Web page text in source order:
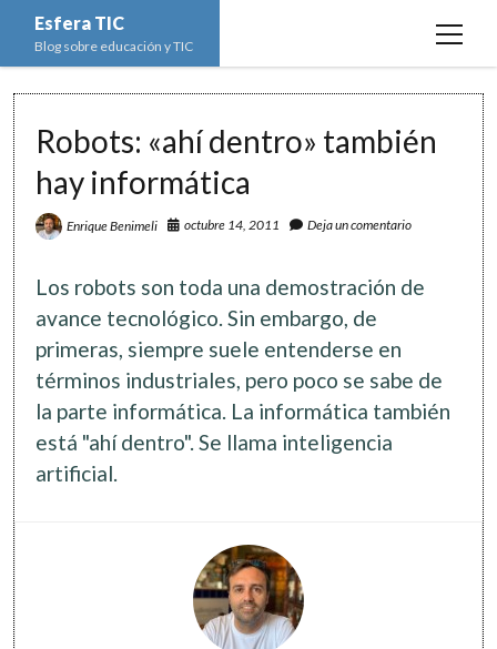
Esfera TIC
Blog sobre educación y TIC
open
Educación y TIC open
Actualidad
Escuela de padres
Formación
Innovación
Lectura
Asignaturas open
Ciencias Naturales
Geografía e Historia
Historia del Arte
Lengua
Informática open
Ofimática
open
menu
Bases de datos
Hoja de cálculo
Programación
Redes de ordenadores
Redes sociales
Sistemas Operativos
menu
Estadística
Geometría
twitterfacebookinstagram
youtube
Robots: «ahí dentro» también
hay informática
Enrique Benimeli octubre 14, 2011 Deja un comentario
Los robots son toda una demostración de
avance tecnológico. Sin embargo, de
primeras, siempre suele entenderse en
términos industriales, pero poco se sabe de
la parte informática. La informática también
está "ahí dentro". Se llama inteligencia
artificial.